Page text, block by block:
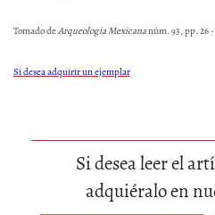
Tomado deArqueología Mexicananúm. 93, pp. 26
Si desea adquirir un ejemplar
Si desea leer el
adquiéralo en